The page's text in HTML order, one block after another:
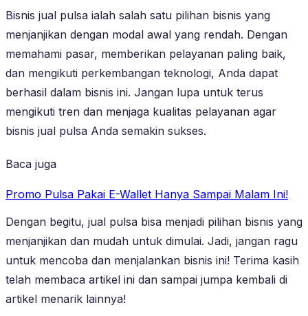
Bisnis jual pulsa ialah salah satu pilihan bisnis yang
menjanjikan dengan modal awal yang rendah. Dengan
memahami pasar, memberikan pelayanan paling baik,
dan mengikuti perkembangan teknologi, Anda dapat
berhasil dalam bisnis ini. Jangan lupa untuk terus
mengikuti tren dan menjaga kualitas pelayanan agar
bisnis jual pulsa Anda semakin sukses.
Baca juga
Promo Pulsa Pakai E-Wallet Hanya Sampai Malam Ini!
Dengan begitu, jual pulsa bisa menjadi pilihan bisnis yang
menjanjikan dan mudah untuk dimulai. Jadi, jangan ragu
untuk mencoba dan menjalankan bisnis ini! Terima kasih
telah membaca artikel ini dan sampai jumpa kembali di
artikel menarik lainnya!